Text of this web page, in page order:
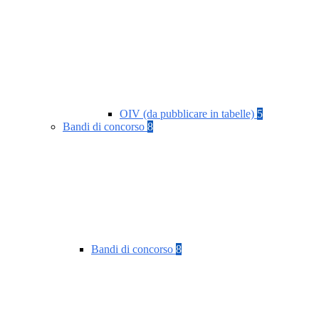
OIV (da pubblicare in tabelle) 5
Bandi di concorso 8
Bandi di concorso 8